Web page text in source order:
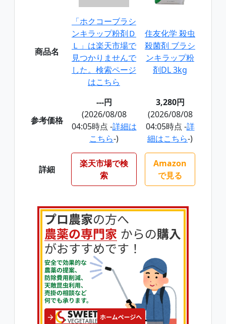
商品名
「ホクコーブラシ
ンキラップ粉剤Ｄ
Ｌ」は楽天市場で
見つかりませんで
した。検索ページ
はこちら
住友化学 殺虫
殺菌剤 ブラシ
ンキラップ粉
剤DL 3kg
参考価格
---円
(2026/08/08
04:05時点 -詳細は
こちら-)
3,280円
(2026/08/08
04:05時点 -詳
細はこちら-)
詳細
楽天市場で検
索
Amazon
で見る